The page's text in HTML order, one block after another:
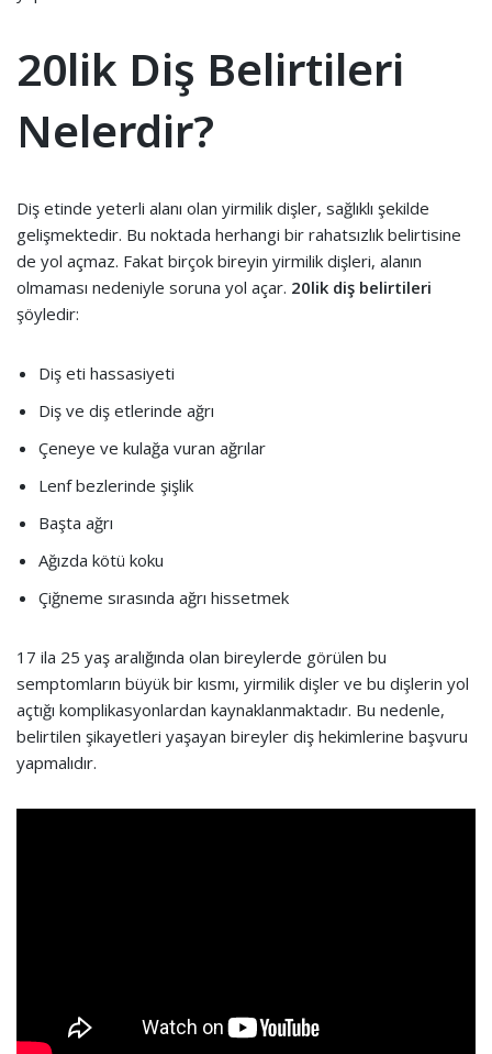
20lik Diş Belirtileri
Nelerdir?
Diş etinde yeterli alanı olan yirmilik dişler, sağlıklı şekilde
gelişmektedir. Bu noktada herhangi bir rahatsızlık belirtisine
de yol açmaz. Fakat birçok bireyin yirmilik dişleri, alanın
olmaması nedeniyle soruna yol açar. 20lik diş belirtileri
şöyledir:
Diş eti hassasiyeti
Diş ve diş etlerinde ağrı
Çeneye ve kulağa vuran ağrılar
Lenf bezlerinde şişlik
Başta ağrı
Ağızda kötü koku
Çiğneme sırasında ağrı hissetmek
17 ila 25 yaş aralığında olan bireylerde görülen bu
semptomların büyük bir kısmı, yirmilik dişler ve bu dişlerin yol
açtığı komplikasyonlardan kaynaklanmaktadır. Bu nedenle,
belirtilen şikayetleri yaşayan bireyler diş hekimlerine başvuru
yapmalıdır.